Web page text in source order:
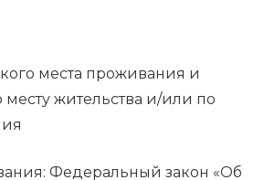
места проживания и
жительства и/или по
Федеральный закон «Об